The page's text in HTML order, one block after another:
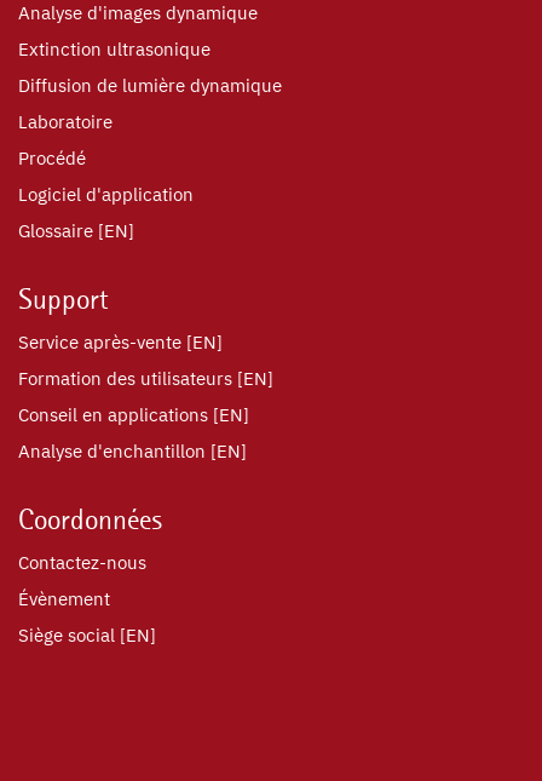
Analyse d'images dynamique
Extinction ultrasonique
Diffusion de lumière dynamique
Laboratoire
Procédé
Logiciel d'application
Glossaire [EN]
Support
Service après-vente [EN]
Formation des utilisateurs [EN]
Conseil en applications [EN]
Analyse d'enchantillon [EN]
Coordonnées
Contactez-nous
Évènement
Siège social [EN]